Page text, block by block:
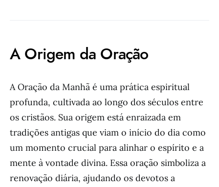
A Origem da Oração
A Oração da Manhã é uma prática espiritual
profunda, cultivada ao longo dos séculos entre
os cristãos. Sua origem está enraizada em
tradições antigas que viam o início do dia como
um momento crucial para alinhar o espírito e a
mente à vontade divina. Essa oração simboliza a
renovação diária, ajudando os devotos a